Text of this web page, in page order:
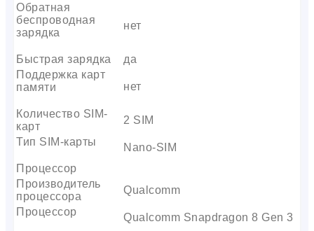
Обратная
беспроводная
зарядка
нет
Быстрая зарядка
да
Поддержка карт
памяти
нет
Количество SIM-
карт
2 SIM
Тип SIM-карты
Nano-SIM
Процессор
Производитель
процессора
Qualcomm
Процессор
Qualcomm Snapdragon 8 Gen 3